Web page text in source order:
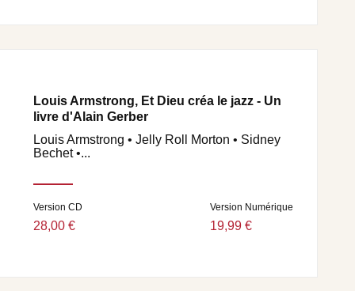
Louis Armstrong, Et Dieu créa le jazz - Un
livre d'Alain Gerber
Louis Armstrong • Jelly Roll Morton • Sidney
Bechet •...
Version CD
28,00 €
Version Numérique
19,99 €